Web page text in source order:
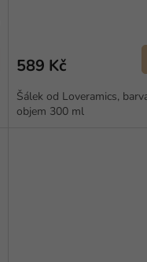
589 Kč
Šálek od Loveramics,
objem 300 ml